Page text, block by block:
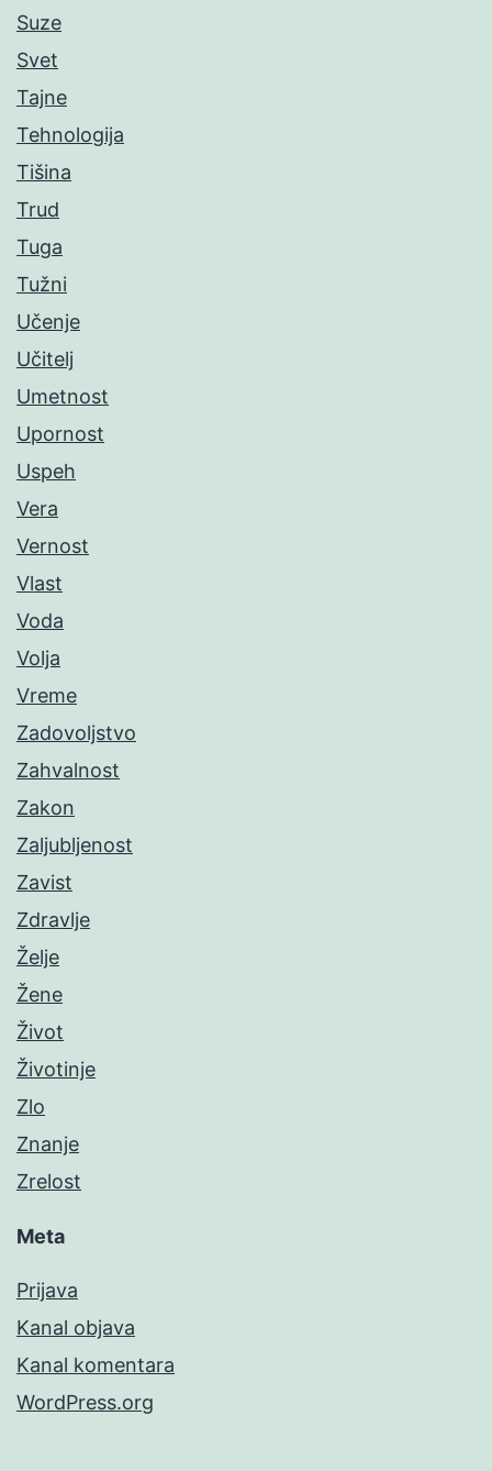
Suze
Svet
Tajne
Tehnologija
Tišina
Trud
Tuga
Tužni
Učenje
Učitelj
Umetnost
Upornost
Uspeh
Vera
Vernost
Vlast
Voda
Volja
Vreme
Zadovoljstvo
Zahvalnost
Zakon
Zaljubljenost
Zavist
Zdravlje
Želje
Žene
Život
Životinje
Zlo
Znanje
Zrelost
Meta
Prijava
Kanal objava
Kanal komentara
WordPress.org